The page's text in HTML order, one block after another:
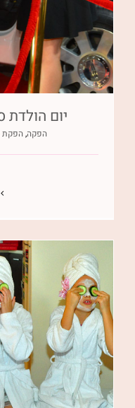
יום הולדת
הפקה,הפקת